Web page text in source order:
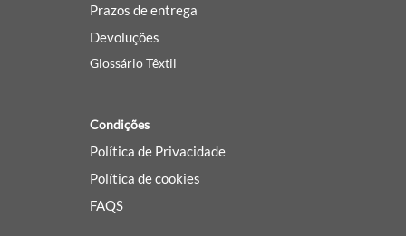
Prazos de entrega
Devoluções
Glossário Têxtil
Condições
Política de Privacidade
Política de cookies
FAQS